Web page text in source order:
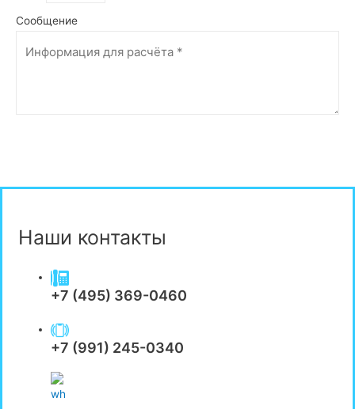
Сообщение
Наши контакты
+7 (495) 369-0460
+7 (991) 245-0340